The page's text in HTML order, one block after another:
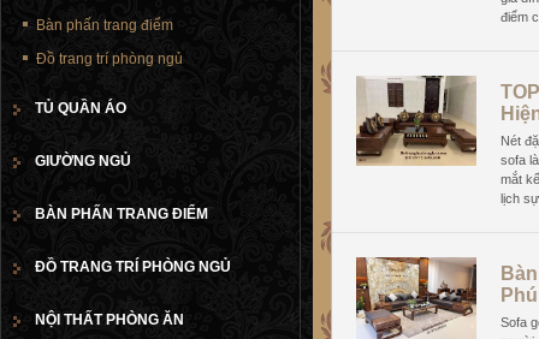
điểm
Nét
sofa
mắt
lịch
Sofa
Bàn phấn trang điểm
Đồ trang trí phòng ngủ
TỦ QUẦN ÁO
GIƯỜNG NGỦ
BÀN PHẤN TRANG ĐIỂM
ĐỒ TRANG TRÍ PHÒNG NGỦ
NỘI THẤT PHÒNG ĂN